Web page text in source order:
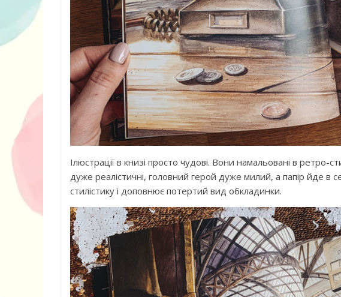
Ілюстрації в книзі просто чудові. Вони намальовані в ретро-
дуже реалістичні, головний герой дуже милий, а папір йде в
стилістику і доповнює потертий вид обкладинки.